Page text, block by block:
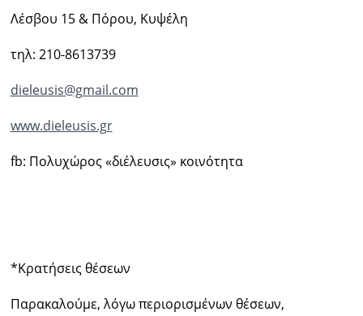
Λέσβου 15 & Πόρου, Κυψέλη
τηλ: 210-8613739
dieleusis@gmail.com
www.dieleusis.gr
fb: Πολυχώρος «διέλευσις» κοινότητα
*Κρατήσεις θέσεων
Παρακαλούμε, λόγω περιορισμένων θέσεων,